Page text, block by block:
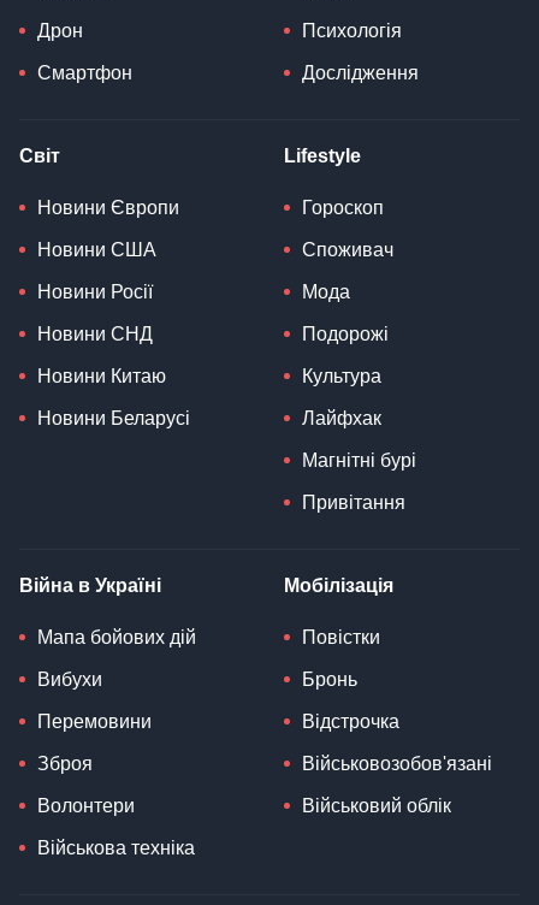
Дрон
Смартфон
Психологія
Дослідження
Світ
Новини Європи
Новини США
Новини Росії
Новини СНД
Новини Китаю
Новини Беларусі
Lifestyle
Гороскоп
Споживач
Мода
Подорожі
Культура
Лайфхак
Магнітні бурі
Привітання
Війна в Україні
Мапа бойових дій
Вибухи
Перемовини
Зброя
Волонтери
Військова техніка
Мобілізація
Повістки
Бронь
Відстрочка
Військовозобов'язані
Військовий облік